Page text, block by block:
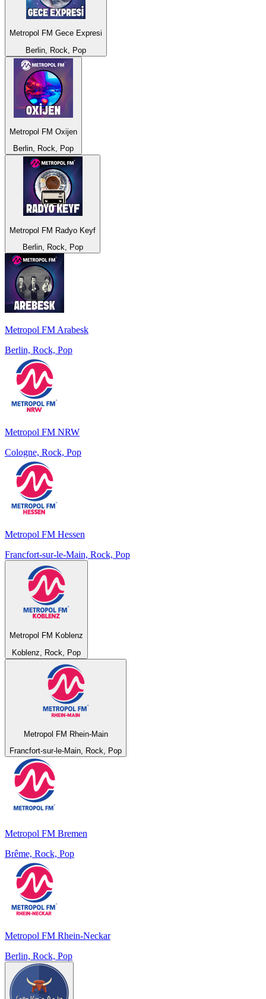
Metropol FM Gece Expresi
Berlin, Rock, Pop
Metropol FM Oxijen
Berlin, Rock, Pop
Metropol FM Radyo Keyf
Berlin, Rock, Pop
Metropol FM Arabesk
Berlin, Rock, Pop
Metropol FM NRW
Cologne, Rock, Pop
Metropol FM Hessen
Francfort-sur-le-Main, Rock, Pop
Metropol FM Koblenz
Koblenz, Rock, Pop
Metropol FM Rhein-Main
Francfort-sur-le-Main, Rock, Pop
Metropol FM Bremen
Brême, Rock, Pop
Metropol FM Rhein-Neckar
Berlin, Rock, Pop